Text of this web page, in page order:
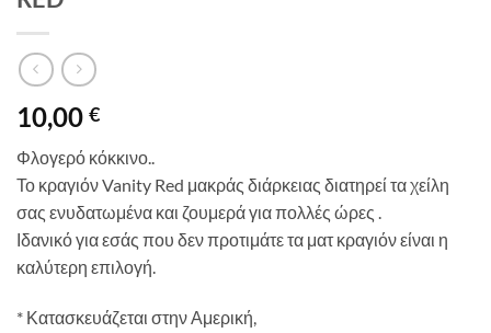
10,00 €
Φλογερό κόκκινο..
Το κραγιόν Vanity Red μακράς διάρκειας διατηρεί τα χείλη
σας ενυδατωμένα και ζουμερά για πολλές ώρες .
Ιδανικό για εσάς που δεν προτιμάτε τα ματ κραγιόν είναι η
καλύτερη επιλογή.
* Κατασκευάζεται στην Αμερική,